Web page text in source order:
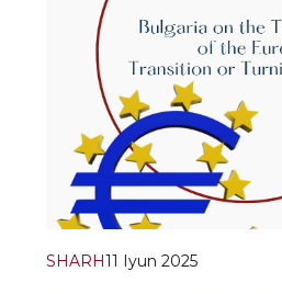
SHARH11 Iyun 2025